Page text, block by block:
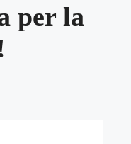
per la